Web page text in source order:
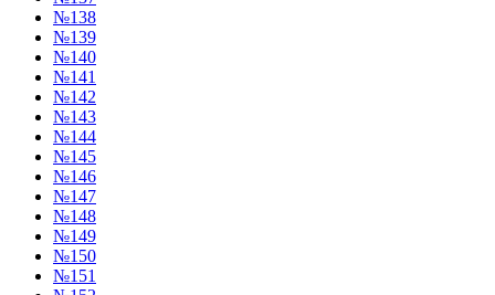
№138
№139
№140
№141
№142
№143
№144
№145
№146
№147
№148
№149
№150
№151